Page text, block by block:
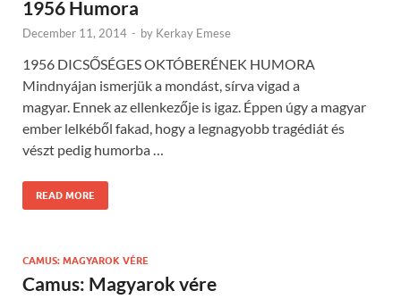
1956 Humora
December 11, 2014 - by Kerkay Emese
1956 DICSŐSÉGES OKTÓBERÉNEK HUMORA
Mindnyájan ismerjük a mondást, sírva vigad a
magyar. Ennek az ellenkezője is igaz. Éppen úgy a magyar
ember lelkéből fakad, hogy a legnagyobb tragédiát és
vészt pedig humorba …
READ MORE
CAMUS: MAGYAROK VÉRE
Camus: Magyarok vére